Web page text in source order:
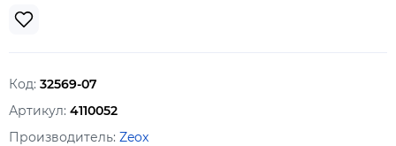
Код: 32569-07
Артикул: 4110052
Производитель: Zeox